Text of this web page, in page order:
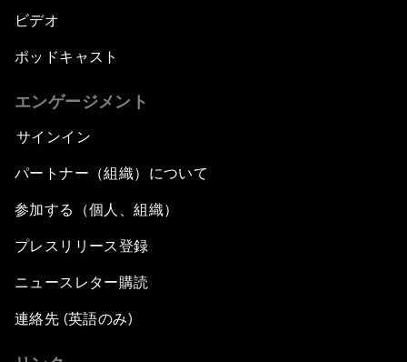
ビデオ
ポッドキャスト
エンゲージメント
サインイン
パートナー（組織）について
参加する（個人、組織）
プレスリリース登録
ニュースレター購読
連絡先 (英語のみ)